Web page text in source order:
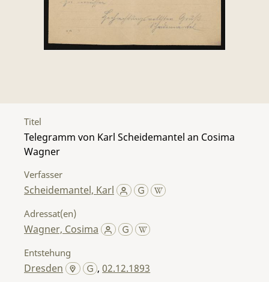
Titel
Telegramm von Karl Scheidemantel an Cosima
Wagner
Verfasser
Scheidemantel, Karl
Adressat(en)
Wagner, Cosima
Entstehung
Dresden ,02.12.1893